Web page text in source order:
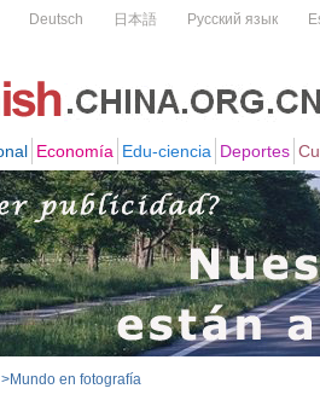
>Mundo en fotografía